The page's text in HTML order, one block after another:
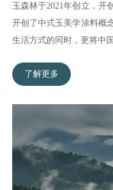
玉森林于2021年创立，开
开创了中式玉美学涂料概
生活方式的同时，更将中
了解更多